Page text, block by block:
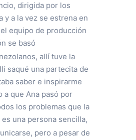
dirigida por los
y a la vez se estrena en
equipo de producción
se basó
allí tuve la
saqué una partecita de
saber e inspirarme
que Ana pasó por
los problemas que la
es una persona sencilla,
pero a pesar de